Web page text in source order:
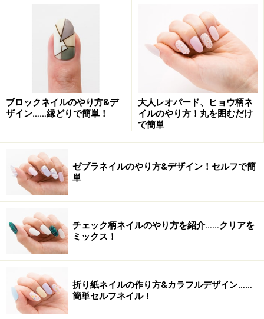
ピンクと相性のよいホワイトをベースカラーに
1．まずはベースコートを甘皮周りまでしっかり塗って
おきましょう。次に、ゼブラネイルのベースとなるホワ
イトを2度塗りします。
濃淡をつけるため、濃いピンクをチョイス
2．パステルピンクのネイルカラーを（ちょっと濃いめ
がおすすめ）ハケに取り、流れるようなラインを描きま
す。太さや長さにメリハリをつけのが、よりゼブラ柄っ
ぽく仕上げるコツ。
ホワイトとピンクをミックスしてグラデーションを作る
ブロックネイルのやり方&デ
ザイン……縁どりで簡単！
大人レオパード、ヒョウ柄ネ
イルのやり方！丸を囲むだけ
で簡単
ゼブラネイルのやり方&デザイン！セルフで簡
単
チェック柄ネイルのやり方を紹介……クリアを
ミックス！
折り紙ネイルの作り方&カラフルデザイン……
簡単セルフネイル！